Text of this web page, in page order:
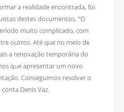
a realidade encontrada, foi
destes documentos. “O
muito complicado, com
outros. Até que no meio de
a renovação temporária do
que apresentar um novo
Conseguimos resolver o
Denis Vaz.